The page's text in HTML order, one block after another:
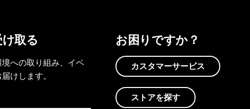
取る
への取り組み、イベ
けします。
お困りですか？
カスタマーサービス
ストアを探す